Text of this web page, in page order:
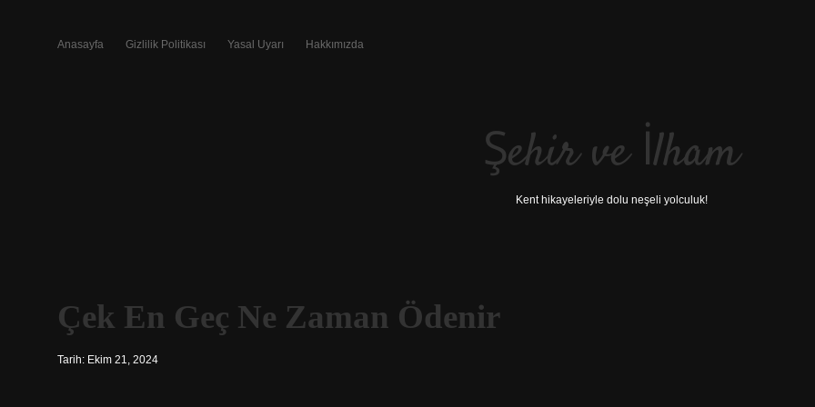
Anasayfa Gizlilik Politikası Yasal Uyarı Hakkımızda
Şehir ve İlham
Kent hikayeleriyle dolu neşeli yolculuk!
Çek En Geç Ne Zaman Ödenir
Tarih: Ekim 21, 2024